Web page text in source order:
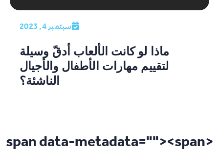
سبتمبر 4, 2023
ماذا لو كانت الألعاب أدقّ وسيلة
لتقييم مهارات الأطفال والأجيال
الناشئة؟
<span data-metadata="
"><span